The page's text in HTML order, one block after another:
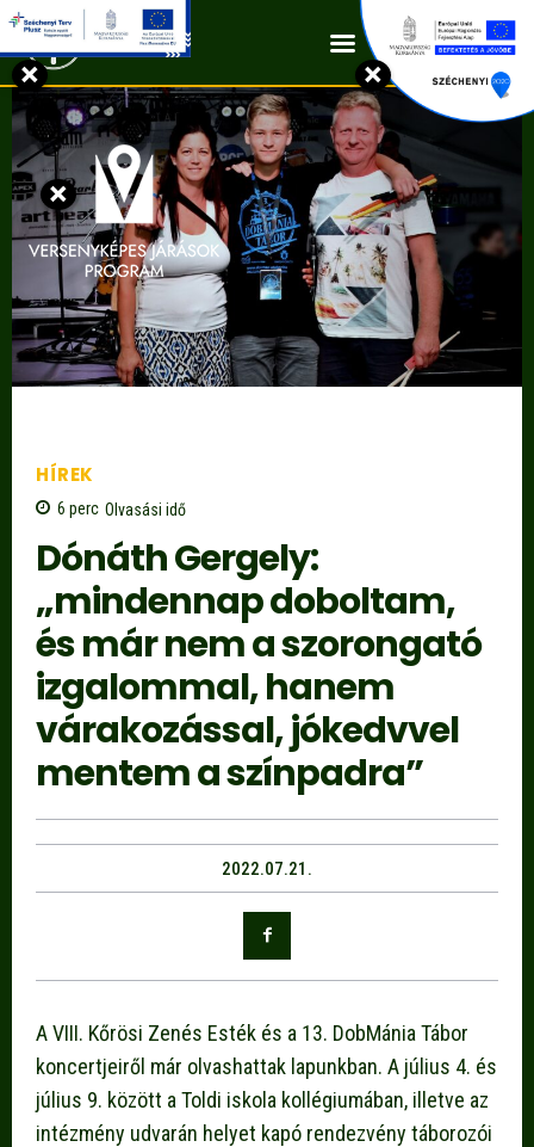
Kapcsolat
HÍREK
6 perc Olvasási idő
Dónáth Gergely:
„mindennap doboltam,
és már nem a szorongató
izgalommal, hanem
várakozással, jókedvvel
mentem a színpadra”
2022.07.21.
A VIII. Kőrösi Zenés Esték és a 13. DobMánia Tábor
koncertjeiről már olvashattak lapunkban. A július 4. és
július 9. között a Toldi iskola kollégiumában, illetve az
intézmény udvarán helyet kapó rendezvény táborozói
×
×
×